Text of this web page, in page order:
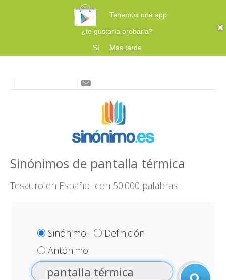
Tenemos una app
¿te gustaría probarla?
Sí
Más tarde
Sinónimos de pantalla térmica
Tesauro en Español con 50.000 palabras
Sinónimo
Definición
Antónimo